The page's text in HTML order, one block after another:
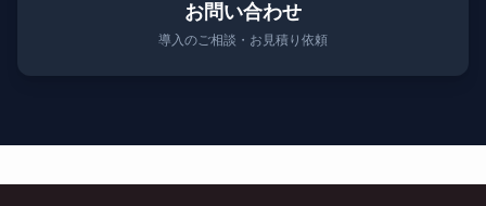
お問い合わせ
導入のご相談・お見積り依頼